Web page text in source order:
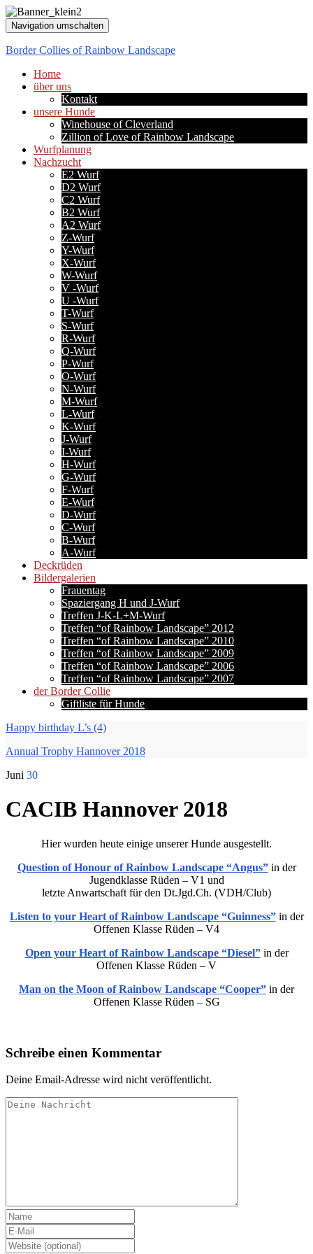
Navigation umschalten
Border Collies of Rainbow Landscape
Home
über uns
Kontakt
unsere Hunde
Winehouse of Cleverland
Zillion of Love of Rainbow Landscape
Wurfplanung
Nachzucht
E2 Wurf
D2 Wurf
C2 Wurf
B2 Wurf
A2 Wurf
Z-Wurf
Y-Wurf
X-Wurf
W-Wurf
V -Wurf
U -Wurf
T-Wurf
S-Wurf
R-Wurf
Q-Wurf
P-Wurf
O-Wurf
N-Wurf
M-Wurf
L-Wurf
K-Wurf
J-Wurf
I-Wurf
H-Wurf
G-Wurf
F-Wurf
E-Wurf
D-Wurf
C-Wurf
B-Wurf
A-Wurf
Deckrüden
Bildergalerien
Frauentag
Spaziergang H und J-Wurf
Treffen J-K-L+M-Wurf
Treffen “of Rainbow Landscape” 2012
Treffen “of Rainbow Landscape” 2010
Treffen “of Rainbow Landscape” 2009
Treffen “of Rainbow Landscape” 2006
Treffen “of Rainbow Landscape” 2007
der Border Collie
Giftliste für Hunde
Happy birthday L’s (4)
Annual Trophy Hannover 2018
Juni 30
CACIB Hannover 2018
Hier wurden heute einige unserer Hunde ausgestellt.
Question of Honour of Rainbow Landscape “Angus”in der
Jugendklasse Rüden – V1 und
letzte Anwartschaft für den Dt.Jgd.Ch. (VDH/Club)
Listen to your Heart of Rainbow Landscape “Guinness”in der
Offenen Klasse Rüden – V4
Open your Heart of Rainbow Landscape “Diesel”in der
Offenen Klasse Rüden – V
Man on the Moon of Rainbow Landscape “Cooper” in der
Offenen Klasse Rüden – SG
Schreibe einen Kommentar
Deine Email-Adresse wird nicht veröffentlicht.